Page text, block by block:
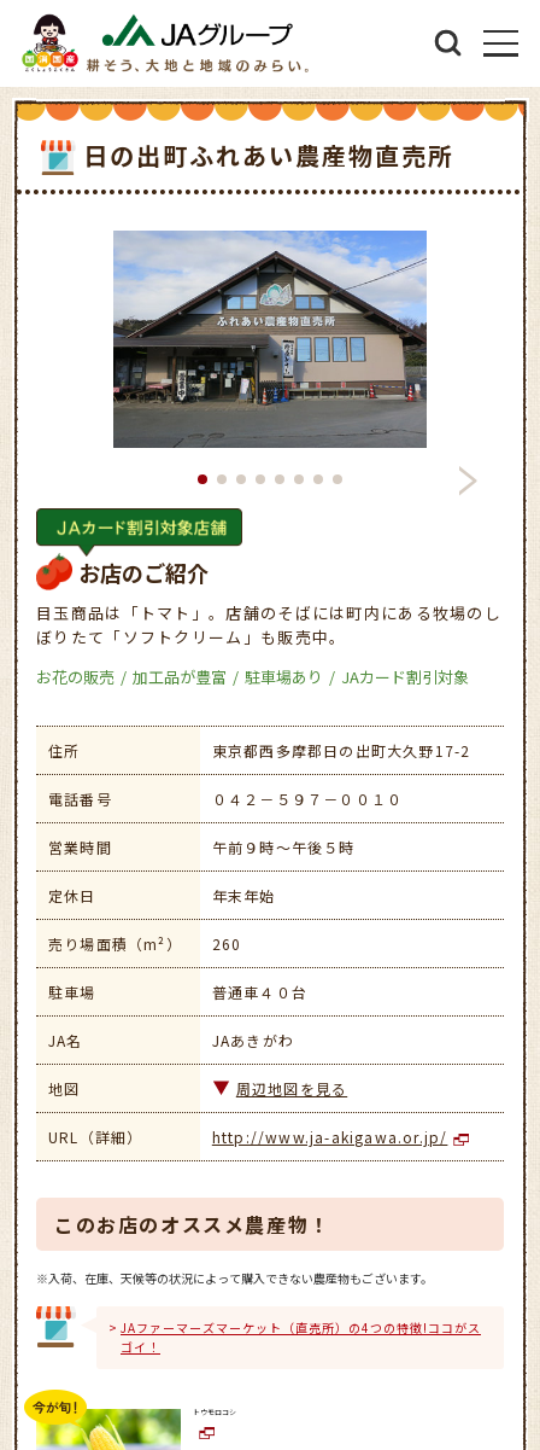
日の出町ふれあい農産物直売所
お店のご紹介
目玉商品は「トマト」。店舗のそばには町内にある牧場のし
ぼりたて「ソフトクリーム」も販売中。
お花の販売
加工品が豊富 駐車場あり JAカード割引対象
住所 東京都西多摩郡日の出町大久野17-2
電話番号 ０４２－５９７－００１０
営業時間 午前９時～午後５時
定休日 年末年始
売り場面積（m²） 260
駐車場 普通車４０台
JA名 JAあきがわ
地図 周辺地図を見る
URL（詳細） http://www.ja-akigawa.or.jp/
このお店のオススメ農産物！
※入荷、在庫、天候等の状況によって購入できない農産物もございます。
JAファーマーズマーケット（直売所）の4つの特徴!ココがス
ゴイ！
トウモロコシ